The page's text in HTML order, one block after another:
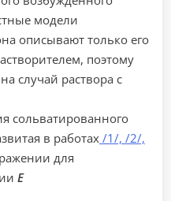
модели
описывают только его
поэтому
случай раствора с
сольватированного
в работах /1/, /2/,
для
Е